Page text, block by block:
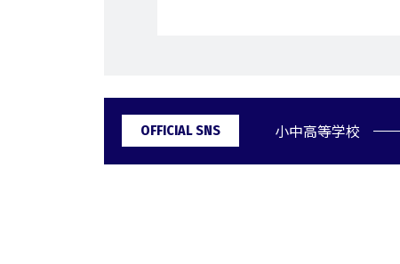
OFFICIAL SNS 小中高等学校